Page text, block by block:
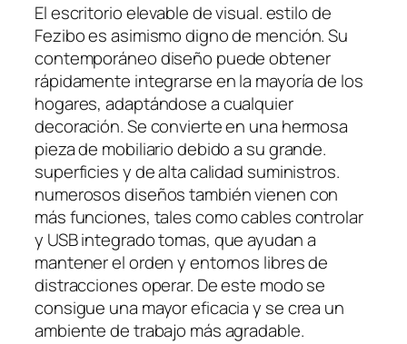
El escritorio elevable de visual. estilo de
Fezibo es asimismo digno de mención. Su
contemporáneo diseño puede obtener
rápidamente integrarse en la mayoría de los
hogares, adaptándose a cualquier
decoración. Se convierte en una hermosa
pieza de mobiliario debido a su grande.
superficies y de alta calidad suministros.
numerosos diseños también vienen con
más funciones, tales como cables controlar
y USB integrado tomas, que ayudan a
mantener el orden y entornos libres de
distracciones operar. De este modo se
consigue una mayor eficacia y se crea un
ambiente de trabajo más agradable.